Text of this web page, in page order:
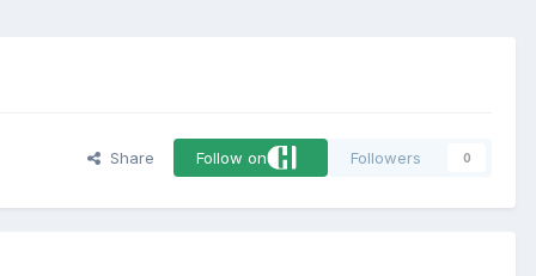
Share Follow on Followers 0